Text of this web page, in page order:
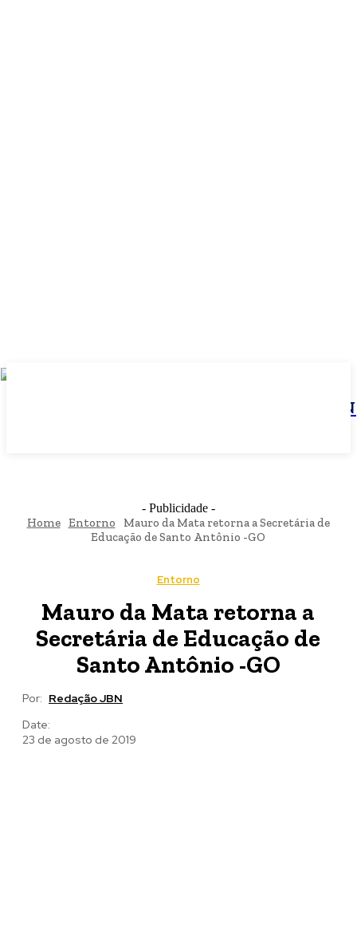
JBN
- Publicidade -
Home Entorno
Mauro da Mata retorna a Secretária de
Educação de Santo Antônio -GO
Entorno
Mauro da Mata retorna a
Secretária de Educação de
Santo Antônio -GO
Por: Redação JBN
Date:
23 de agosto de 2019